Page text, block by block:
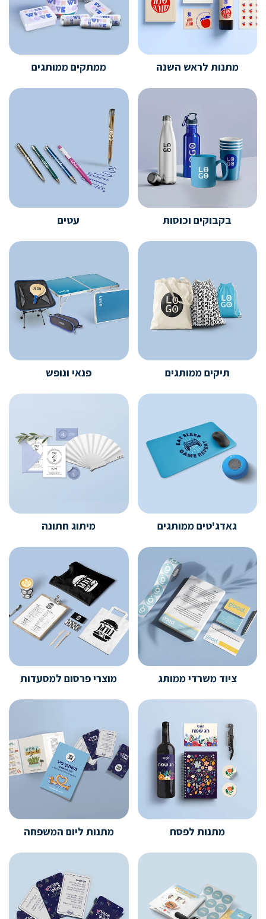
מתנות לראש השנה ממתקים ממותגים
בקבוקים וכוסות עטים
תיקים ממותגים פנאי ונופש
גאדג'טים ממותגים מיתוג חתונה
ציוד משרדי ממותג מוצרי פרסום למסעדות
מתנות לפסח מתנות ליום המשפחה